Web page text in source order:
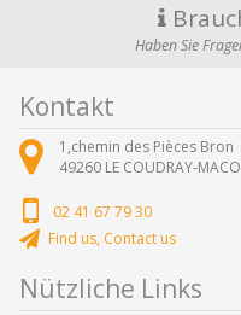
Haben Sie
Kontakt
1,chemin des Pièces Bron
49260 LE COUDRAY-
02 41 67 79 30
Find us, Contact us
Nützliche Links